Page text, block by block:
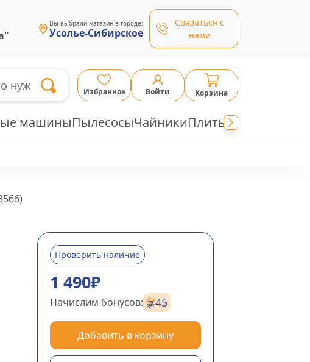
Вы выбрали магазин в городе:
Усолье-Сибирское
Связаться с
нами
Избранное Войти Корзина
машиныПылесосыЧайникиПлиты
)
1 490₽
Проверить наличие
Начислим бонусов: 45
Добавить в корзину